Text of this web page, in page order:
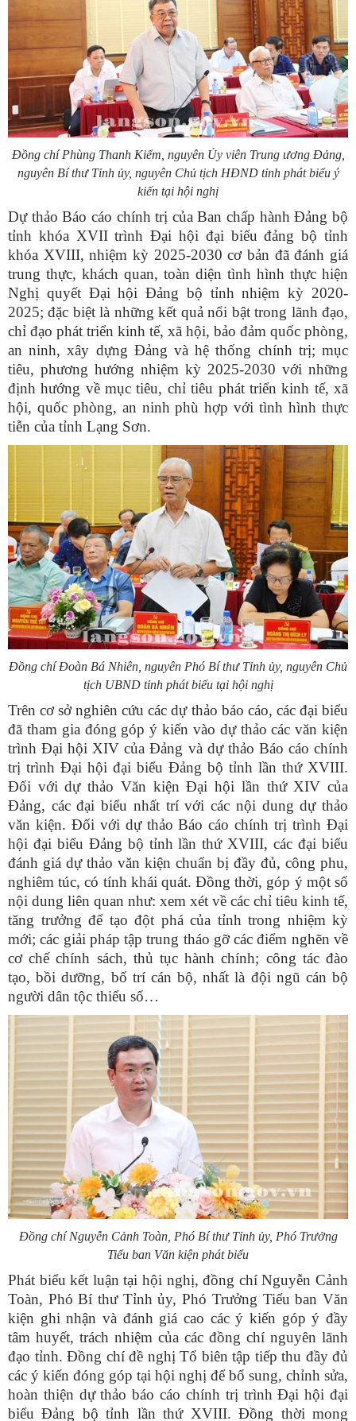
Đồng chí Phùng Thanh Kiểm, nguyên Ủy viên Trung ương Đảng,
nguyên Bí thư Tỉnh ủy, nguyên Chủ tịch HĐND tỉnh phát biểu ý
kiến tại hội nghị
Dự thảo Báo cáo chính trị của Ban chấp hành Đảng bộ
tỉnh khóa XVII trình Đại hội đại biểu đảng bộ tỉnh
khóa XVIII, nhiệm kỳ 2025-2030 cơ bản đã đánh giá
trung thực, khách quan, toàn diện tình hình thực hiện
Nghị quyết Đại hội Đảng bộ tỉnh nhiệm kỳ 2020-
2025; đặc biệt là những kết quả nổi bật trong lãnh đạo,
chỉ đạo phát triển kinh tế, xã hội, bảo đảm quốc phòng,
an ninh, xây dựng Đảng và hệ thống chính trị; mục
tiêu, phương hướng nhiệm kỳ 2025-2030 với những
định hướng về mục tiêu, chỉ tiêu phát triển kinh tế, xã
hội, quốc phòng, an ninh phù hợp với tình hình thực
tiễn của tỉnh Lạng Sơn.
Đồng chí Đoàn Bá Nhiên, nguyên Phó Bí thư Tỉnh ủy, nguyên Chủ
tịch UBND tỉnh phát biểu tại hội nghị
Trên cơ sở nghiên cứu các dự thảo báo cáo, các đại biểu
đã tham gia đóng góp ý kiến vào dự thảo các văn kiện
trình Đại hội XIV của Đảng và dự thảo Báo cáo chính
trị trình Đại hội đại biểu Đảng bộ tỉnh lần thứ XVIII.
Đối với dự thảo Văn kiện Đại hội lần thứ XIV của
Đảng, các đại biểu nhất trí với các nội dung dự thảo
văn kiện. Đối với dự thảo Báo cáo chính trị trình Đại
hội đại biểu Đảng bộ tỉnh lần thứ XVIII, các đại biểu
đánh giá dự thảo văn kiện chuẩn bị đầy đủ, công phu,
nghiêm túc, có tính khái quát. Đồng thời, góp ý một số
nội dung liên quan như: xem xét về các chỉ tiêu kinh tế,
tăng trưởng để tạo đột phá của tỉnh trong nhiệm kỳ
mới; các giải pháp tập trung tháo gỡ các điểm nghẽn về
cơ chế chính sách, thủ tục hành chính; công tác đào
tạo, bồi dưỡng, bố trí cán bộ, nhất là đội ngũ cán bộ
người dân tộc thiểu số…
Đồng chí Nguyễn Cảnh Toàn, Phó Bí thư Tỉnh ủy, Phó Trưởng
Tiểu ban Văn kiện phát biểu
Phát biểu kết luận tại hội nghị, đồng chí Nguyễn Cảnh
Toàn, Phó Bí thư Tỉnh ủy, Phó Trưởng Tiểu ban Văn
kiện ghi nhận và đánh giá cao các ý kiến góp ý đầy
tâm huyết, trách nhiệm của các đồng chí nguyên lãnh
đạo tỉnh. Đồng chí đề nghị Tổ biên tập tiếp thu đầy đủ
các ý kiến đóng góp tại hội nghị để bổ sung, chỉnh sửa,
hoàn thiện dự thảo báo cáo chính trị trình Đại hội đại
biểu Đảng bộ tỉnh lần thứ XVIII. Đồng thời mong